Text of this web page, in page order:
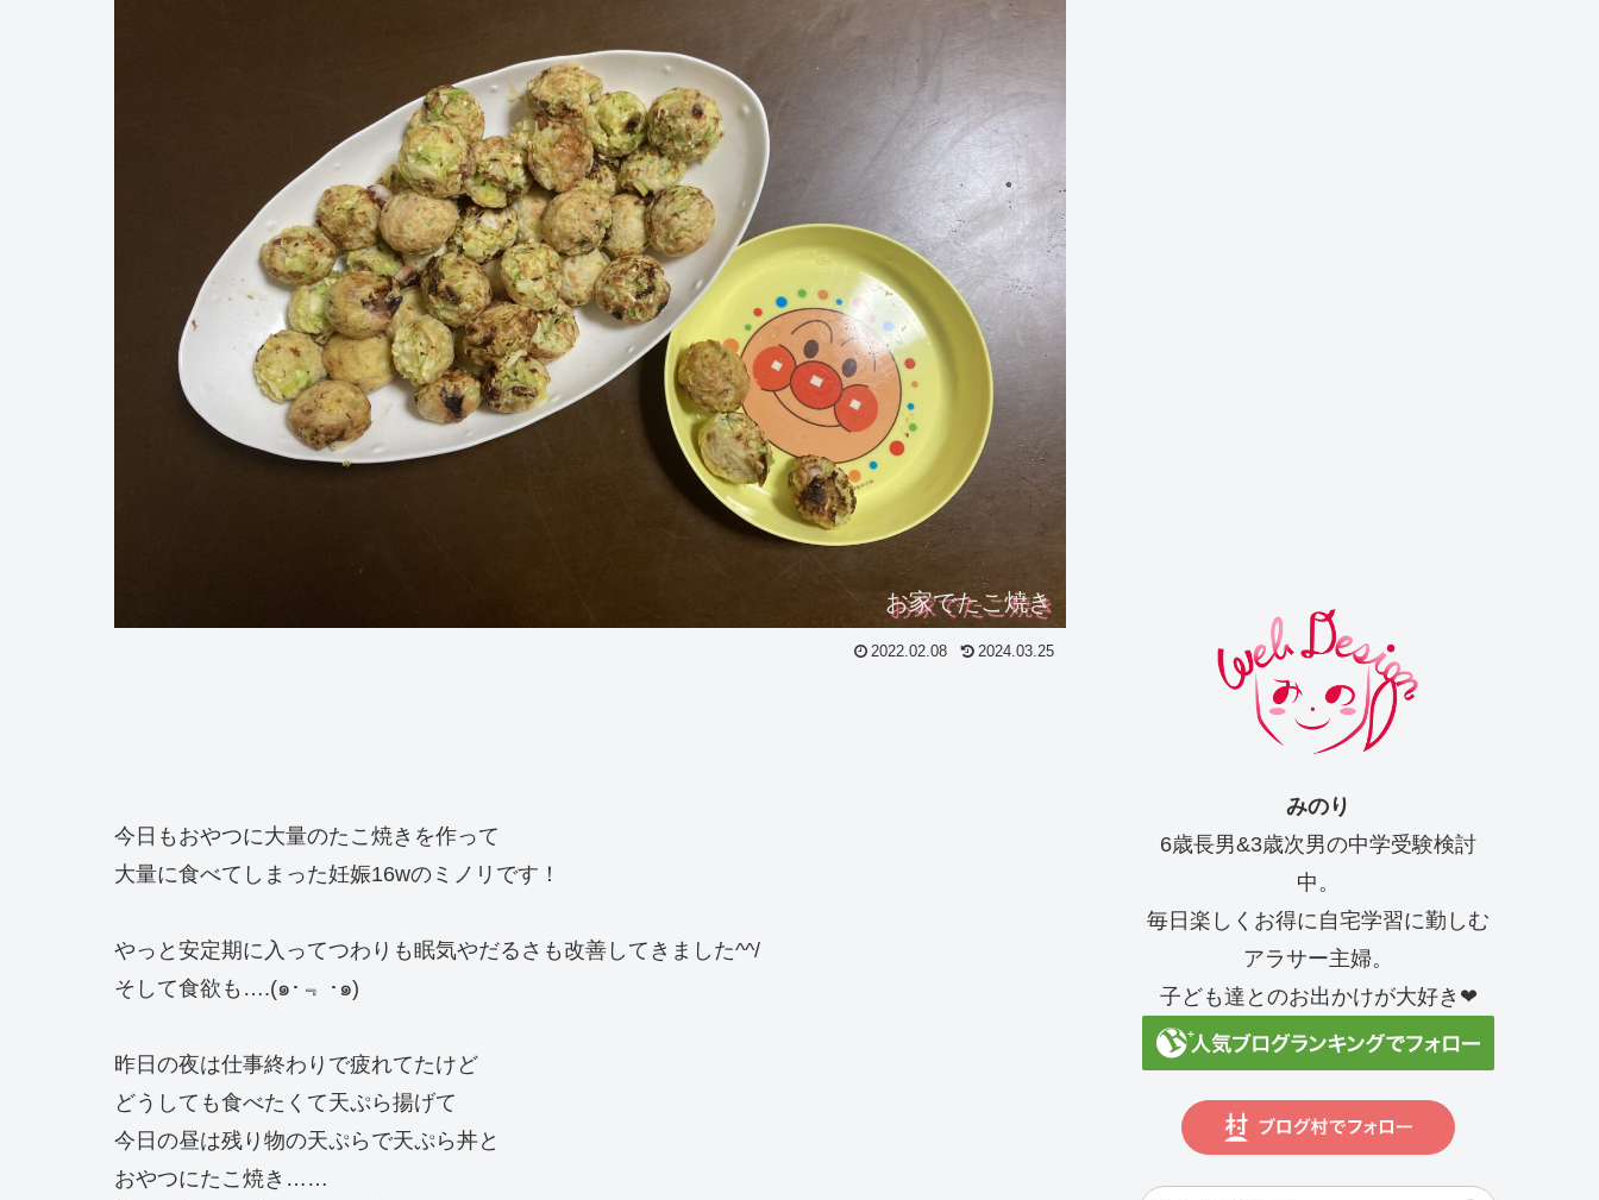
お家でたこ焼き
2022.02.08 2024.03.25
今日もおやつに大量のたこ焼きを作って
大量に食べてしまった妊娠16wのミノリです！
やっと安定期に入ってつわりも眠気やだるさも改善してきました^^/
そして食欲も….(๑･﹃ ･๑)
昨日の夜は仕事終わりで疲れてたけど
どうしても食べたくて天ぷら揚げて
今日の昼は残り物の天ぷらで天ぷら丼と
おやつにたこ焼き……
みのり
6歳長男&3歳次男の中学受験検討
中。
毎日楽しくお得に自宅学習に勤しむ
アラサー主婦。
子ども達とのお出かけが大好き❤︎